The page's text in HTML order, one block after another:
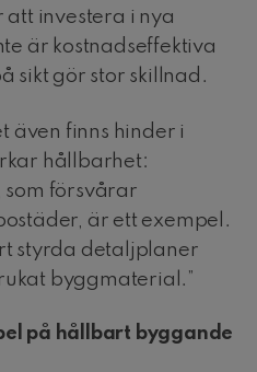
att investera i nya
är kostnadseffektiva
sikt gör stor skillnad.
även finns hinder i
hållbarhet:
som försvårar
är ett exempel.
styrda detaljplaner
byggmaterial.”
på hållbart byggande